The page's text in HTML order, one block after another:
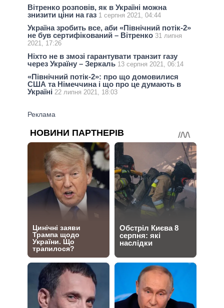
Вітренко розповів, як в Україні можна
знизити ціни на газ 1 серпня 2021, 04:44
Україна зробить все, аби «Північний потік-2»
не був сертифікований – Вітренко 31 липня
2021, 17:26
Ніхто не в змозі гарантувати транзит газу
через Україну – Зеркаль 13 серпня 2021, 06:14
«Північний потік-2»: про що домовилися
США та Німеччина і що про це думають в
Україні 22 липня 2021, 18:03